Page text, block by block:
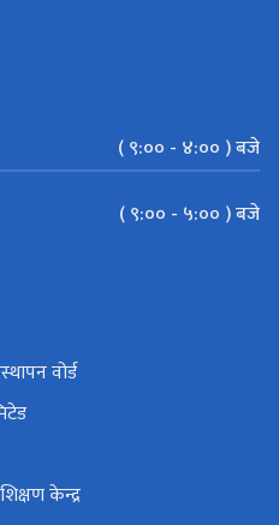
( ९:०० - ४:०० ) बजे
( ९:०० - ५:०० ) बजे
वोर्ड
केन्द्र